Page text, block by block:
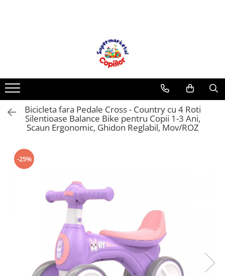
Accesorii pentru petrecere
Baloane
Mobila gradina & terasa
Piscine
Carti pentru copii
Activitati extracurriculare
Povesti pentru copii
Carti de Povesti pentru Copii
Rechizite si papetarie pentru copii
Creioane colorate si carioci
Ghiozdane si genti
Harti de perete si globuri
Plastilina
Bicicleta fara Pedale Cross - Country cu 4 Roti
Silentioase Balance Bike pentru Copii 1-3 Ani,
Scaun Ergonomic, Ghidon Reglabil, Mov/ROZ
-25%